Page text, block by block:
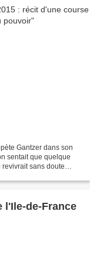
Gantzer dans son
sentait que quelque
revivrait sans doute
l'Ile-de-France